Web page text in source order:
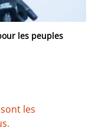
les peuples
les